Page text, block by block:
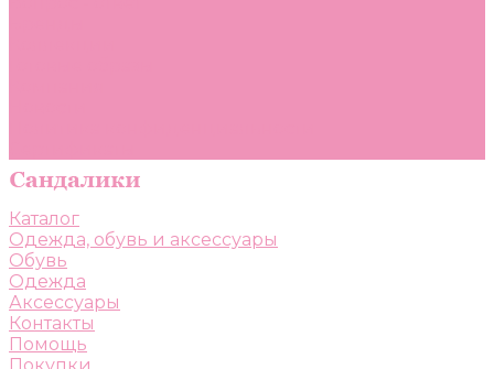
Каталог
Одежда, обувь и аксессуары
Обувь
Одежда
Аксессуары
Контакты
Помощь